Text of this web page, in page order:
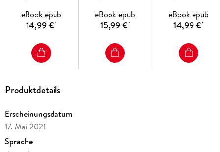
eBook epub
14,99 €*
eBook epub
15,99 €*
eBook epub
14,99 €*
Produktdetails
Erscheinungsdatum
17. Mai 2021
Sprache